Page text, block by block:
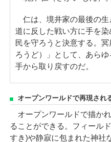
仁は、境井家の最後の生
道に反した戦い方に手を
民を守ろうと決意する。
ろうど）」として、あら
手から取り戻すのだ。
オープンワールドで再現され
オープンワールドで描か
ることができる。フィール
すき)や静寂に包まれた神社